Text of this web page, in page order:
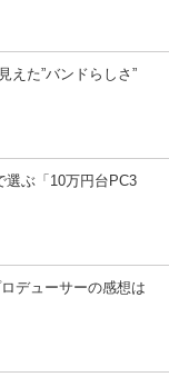
えた”バンドらしさ”
選ぶ「10万円台PC3
デューサーの感想は